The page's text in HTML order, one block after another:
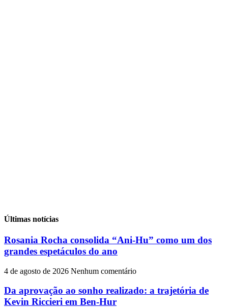
Últimas notícias
Rosania Rocha consolida “Ani-Hu” como um dos
grandes espetáculos do ano
4 de agosto de 2026 Nenhum comentário
Da aprovação ao sonho realizado: a trajetória de
Kevin Riccieri em Ben-Hur